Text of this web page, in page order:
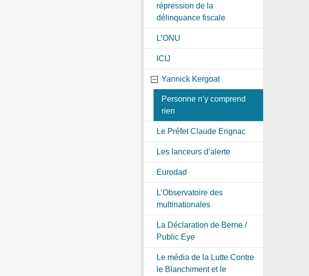
répression de la
délinquance fiscale
L’ONU
ICIJ
Yannick Kergoat
Personne n’y comprend
rien
Le Préfet Claude Erignac
Les lanceurs d’alerte
Eurodad
L’Observatoire des
multinationales
La Déclaration de Berne /
Public Eye
Le média de la Lutte Contre
le Blanchiment et le